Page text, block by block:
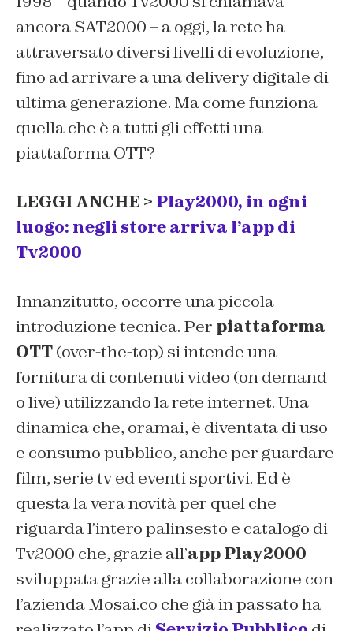
ancora SAT2000 – a oggi, la rete ha
attraversato diversi livelli di evoluzione,
fino ad arrivare a una delivery digitale di
ultima generazione. Ma come funziona
quella che è a tutti gli effetti una
piattaforma OTT?
LEGGI ANCHE > Play2000, in ogni
luogo: negli store arriva l’app di
Tv2000
Innanzitutto, occorre una piccola
introduzione tecnica. Per piattaforma
OTT(over-the-top) si intende una
fornitura di contenuti video (on demand
o live) utilizzando la rete internet. Una
dinamica che, oramai, è diventata di uso
e consumo pubblico, anche per guardare
film, serie tv ed eventi sportivi. Ed è
questa la vera novità per quel che
riguarda l’intero palinsesto e catalogo di
Tv2000 che, grazie all’app Play2000–
sviluppata grazie alla collaborazione con
l’azienda Mosai.co che già in passato ha